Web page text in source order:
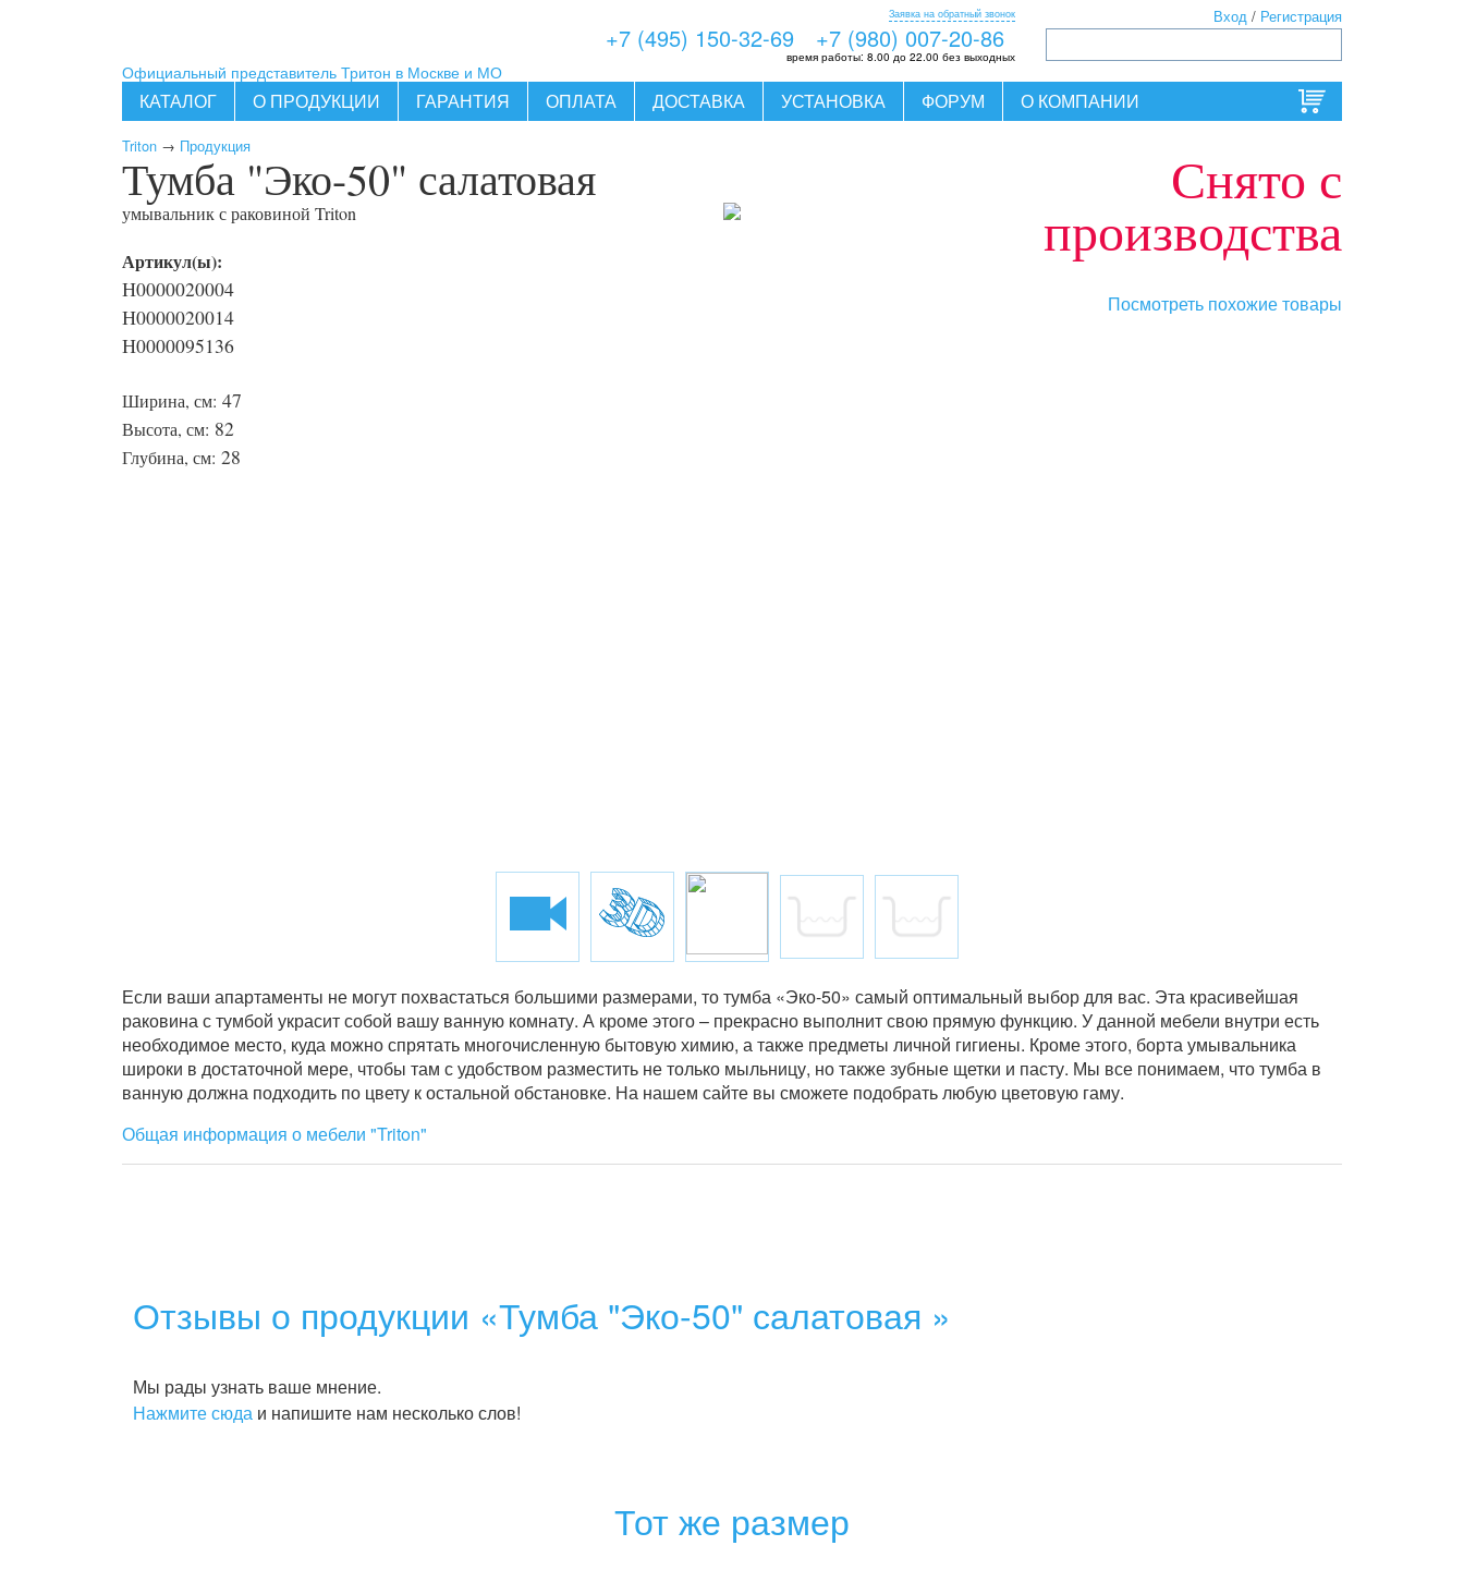
Официальный представитель Тритон в Москве и МО
+7 (495) 150-32-69 +7 (980) 007-20-86
Заявка на обратный звонок
время работы: 8.00 до 22.00 без выходных
Вход / Регистрация
КАТАЛОГ О ПРОДУКЦИИ ГАРАНТИЯ ОПЛАТА ДОСТАВКА УСТАНОВКА ФОРУМ О КОМПАНИИ
Triton → Продукция
Тумба "Эко-50" салатовая
умывальник с раковиной Triton
Артикул(ы):
Н0000020004
Н0000020014
Н0000095136
Ширина, см: 47
Высота, см: 82
Глубина, см: 28
Снято с
производства
Посмотреть похожие товары
Если ваши апартаменты не могут похвастаться большими размерами, то тумба «Эко-50» самый оптимальный выбор для вас. Эта красивейшая
раковина с тумбой украсит собой вашу ванную комнату. А кроме этого – прекрасно выполнит свою прямую функцию. У данной мебели внутри есть
необходимое место, куда можно спрятать многочисленную бытовую химию, а также предметы личной гигиены. Кроме этого, борта умывальника
широки в достаточной мере, чтобы там с удобством разместить не только мыльницу, но также зубные щетки и пасту. Мы все понимаем, что тумба в
ванную должна подходить по цвету к остальной обстановке. На нашем сайте вы сможете подобрать любую цветовую гаму.
Общая информация о мебели "Triton"
Отзывы о продукции «Тумба "Эко-50" салатовая »
Мы рады узнать ваше мнение.
Нажмите сюда и напишите нам несколько слов!
Тот же размер